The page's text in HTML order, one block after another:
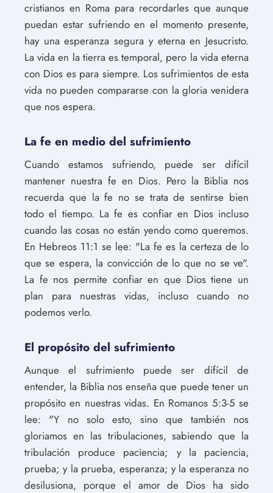
cristianos en Roma para recordarles que aunque
puedan estar sufriendo en el momento presente,
hay una esperanza segura y eterna en Jesucristo.
La vida en la tierra es temporal, pero la vida eterna
con Dios es para siempre. Los sufrimientos de esta
vida no pueden compararse con la gloria venidera
que nos espera.
La fe en medio del sufrimiento
Cuando estamos sufriendo, puede ser difícil
mantener nuestra fe en Dios. Pero la Biblia nos
recuerda que la fe no se trata de sentirse bien
todo el tiempo. La fe es confiar en Dios incluso
cuando las cosas no están yendo como queremos.
En Hebreos 11:1 se lee: "La fe es la certeza de lo
que se espera, la convicción de lo que no se ve".
La fe nos permite confiar en que Dios tiene un
plan para nuestras vidas, incluso cuando no
podemos verlo.
El propósito del sufrimiento
Aunque el sufrimiento puede ser difícil de
entender, la Biblia nos enseña que puede tener un
propósito en nuestras vidas. En Romanos 5:3-5 se
lee: "Y no solo esto, sino que también nos
gloriamos en las tribulaciones, sabiendo que la
tribulación produce paciencia; y la paciencia,
prueba; y la prueba, esperanza; y la esperanza no
desilusiona, porque el amor de Dios ha sido